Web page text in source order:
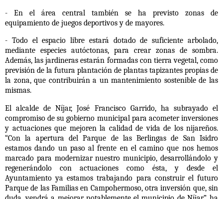
- En el área central también se ha previsto zonas de
equipamiento de juegos deportivos y de mayores.
- Todo el espacio libre estará dotado de suficiente arbolado,
mediante especies autóctonas, para crear zonas de sombra.
Además, las jardineras estarán formadas con tierra vegetal, como
previsión de la futura plantación de plantas tapizantes propias de
la zona, que contribuirán a un mantenimiento sostenible de las
mismas.
El alcalde de Níjar, José Francisco Garrido, ha subrayado el
compromiso de su gobierno municipal para acometer inversiones
y actuaciones que mejoren la calidad de vida de los nijareños.
“Con la apertura del Parque de las Berlingas de San Isidro
estamos dando un paso al frente en el camino que nos hemos
marcado para modernizar nuestro municipio, desarrollándolo y
regenerándolo con actuaciones como ésta, y desde el
Ayuntamiento ya estamos trabajando para construir el futuro
Parque de las Familias en Campohermoso, otra inversión que, sin